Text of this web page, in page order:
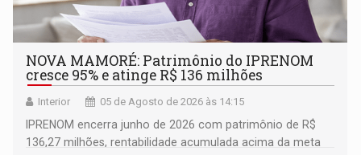
NOVA MAMORÉ: Patrimônio do IPRENOM
cresce 95% e atinge R$ 136 milhões
Interior 05 de Agosto de 2026 às 14:15
IPRENOM encerra junho de 2026 com patrimônio de R$
136,27 milhões, rentabilidade acumulada acima da meta